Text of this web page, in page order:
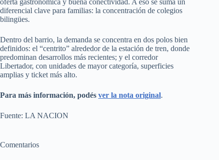
diferencial clave para familias: la concentración de colegios
bilingües.
Dentro del barrio, la demanda se concentra en dos polos bien
definidos: el “centrito” alrededor de la estación de tren, donde
predominan desarrollos más recientes; y el corredor
Libertador, con unidades de mayor categoría, superficies
amplias y ticket más alto.
Para más información, podés ver la nota original.
Fuente: LA NACION
Comentarios